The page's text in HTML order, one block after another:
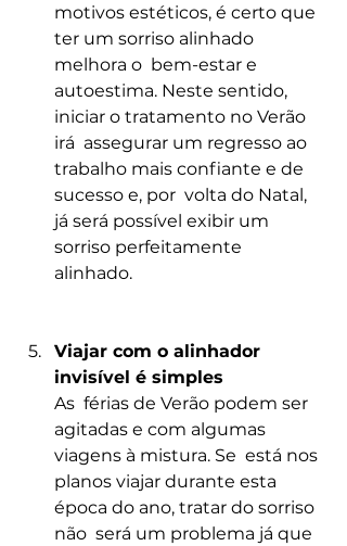
motivos estéticos, é certo que
ter um sorriso alinhado
melhora o  bem-estar e
autoestima. Neste sentido,
iniciar o tratamento no Verão
irá  assegurar um regresso ao
trabalho mais confiante e de
sucesso e, por  volta do Natal,
já será possível exibir um
sorriso perfeitamente
alinhado.
Viajar com o alinhador
invisível é simples
As  férias de Verão podem ser
agitadas e com algumas
viagens à mistura. Se  está nos
planos viajar durante esta
época do ano, tratar do sorriso
não  será um problema já que